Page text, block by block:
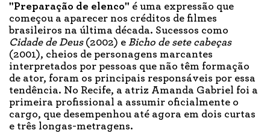
"Preparação de elenco" é uma expressão que
começou a aparecer nos créditos de filmes
brasileiros na última década. Sucessos como
Cidade de Deus (2002) e Bicho de sete cabeças
(2001), cheios de personagens marcantes
interpretados por pessoas que não têm formação
de ator, foram os principais responsáveis por essa
tendência. No Recife, a atriz Amanda Gabriel foi a
primeira profissional a assumir oficialmente o
cargo, que desempenhou até agora em dois curtas
e três longas-metragens.